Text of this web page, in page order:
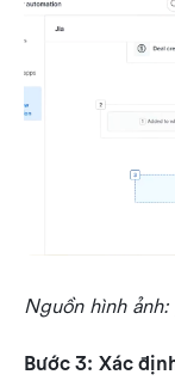
Nguồn hình
Bước 3: Xác